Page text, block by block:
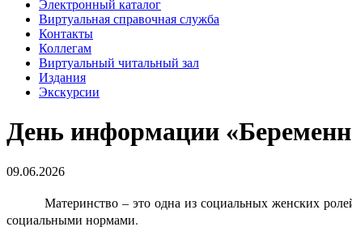
Электронный каталог
Виртуальная справочная служба
Контакты
Коллегам
Виртуальный читальный зал
Издания
Экскурсии
День информации
09.06.2026
Материнство – это одна из социальных женских
социальными нормами.